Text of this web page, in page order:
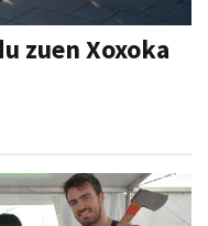
zuen Xoxoka